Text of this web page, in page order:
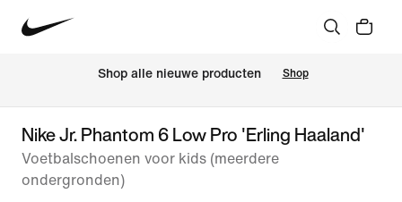
Shop alle nieuwe producten Shop
Nike Jr. Phantom 6 Low Pro 'Erling Haaland'
Voetbalschoenen voor kids (meerdere
ondergronden)